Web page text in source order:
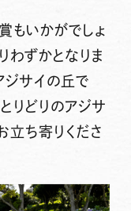
もいかがでしょ
わずかとなりま
ジサイの丘で
りどりのアジサ
立ち寄りくださ